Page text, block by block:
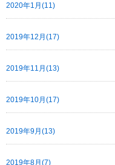
2020年1月(11)
2019年12月(17)
2019年11月(13)
2019年10月(17)
2019年9月(13)
2019年8月(7)